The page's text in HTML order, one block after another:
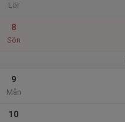
Lör
8
Sön
9
Mån
10